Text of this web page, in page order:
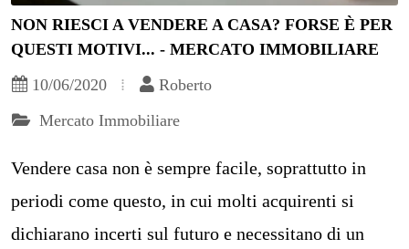
NON RIESCI A VENDERE A CASA? FORSE È PER
QUESTI MOTIVI... - MERCATO IMMOBILIARE
10/06/2020
Roberto
Mercato Immobiliare
Vendere casa non è sempre facile, soprattutto in
periodi come questo, in cui molti acquirenti si
dichiarano incerti sul futuro e necessitano di un